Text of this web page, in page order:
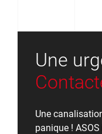
Une
Une
panique !